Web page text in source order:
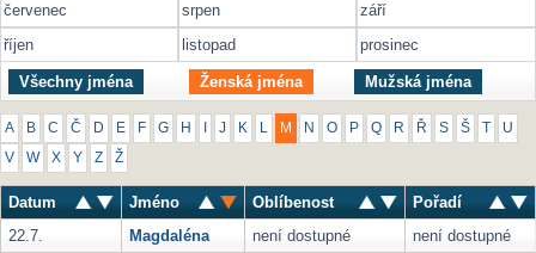
červenec
srpen
září
říjen
listopad prosinec
Všechny jména Ženská jména Mužská jména
A B C Č D E F G H J K M N O P Q R Ř S Š U
V W X Y Z Ž
Datum Jméno Oblíbenost
Pořadí
22.7.
Magdaléna není dostupné
není dostupné